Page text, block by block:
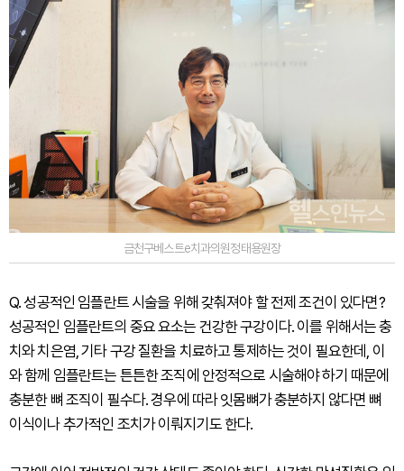
금천구베스트e치과의원정태용원장
Q. 성공적인 임플란트 시술을 위해 갖춰져야 할 전제 조건이 있다면?
성공적인 임플란트의 중요 요소는 건강한 구강이다. 이를 위해서는 충
치와 치은염, 기타 구강 질환을 치료하고 통제하는 것이 필요한데, 이
와 함께 임플란트는 튼튼한 조직에 안정적으로 시술해야 하기 때문에
충분한 뼈 조직이 필수다. 경우에 따라 잇몸뼈가 충분하지 않다면 뼈
이식이나 추가적인 조치가 이뤄지기도 한다.